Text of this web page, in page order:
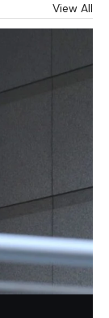
View All